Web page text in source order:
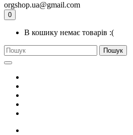
orgshop.ua@gmail.com
0
В кошику немає товарів :(
Пошук